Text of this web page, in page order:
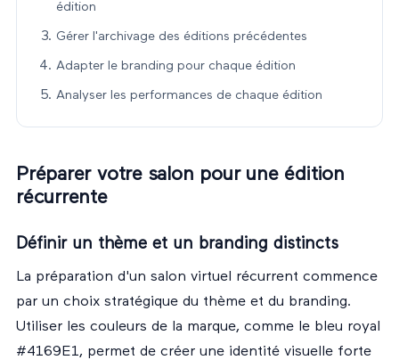
édition
Gérer l'archivage des éditions précédentes
Adapter le branding pour chaque édition
Analyser les performances de chaque édition
Préparer votre salon pour une édition
récurrente
Définir un thème et un branding distincts
La préparation d'un salon virtuel récurrent commence
par un choix stratégique du thème et du branding.
Utiliser les couleurs de la marque, comme le bleu royal
#4169E1, permet de créer une identité visuelle forte